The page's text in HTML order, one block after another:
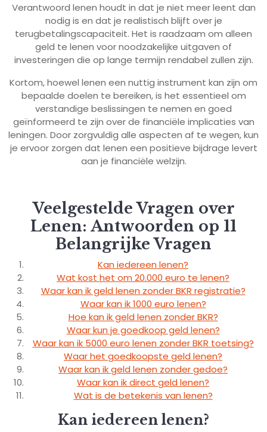
Verantwoord lenen houdt in dat je niet meer leent dan
nodig is en dat je realistisch blijft over je
terugbetalingscapaciteit. Het is raadzaam om alleen
geld te lenen voor noodzakelijke uitgaven of
investeringen die op lange termijn rendabel zullen zijn.
Kortom, hoewel lenen een nuttig instrument kan zijn om
bepaalde doelen te bereiken, is het essentieel om
verstandige beslissingen te nemen en goed
geïnformeerd te zijn over de financiële implicaties van
leningen. Door zorgvuldig alle aspecten af te wegen, kun
je ervoor zorgen dat lenen een positieve bijdrage levert
aan je financiële welzijn.
Veelgestelde Vragen over
Lenen: Antwoorden op 11
Belangrijke Vragen
Kan iedereen lenen?
Wat kost het om 20.000 euro te lenen?
Waar kan ik geld lenen zonder BKR registratie?
Waar kan ik 1000 euro lenen?
Hoe kan ik geld lenen zonder BKR?
Waar kun je goedkoop geld lenen?
Waar kan ik 5000 euro lenen zonder BKR toetsing?
Waar het goedkoopste geld lenen?
Waar kan ik geld lenen zonder gedoe?
Waar kan ik direct geld lenen?
Wat is de betekenis van lenen?
Kan iedereen lenen?